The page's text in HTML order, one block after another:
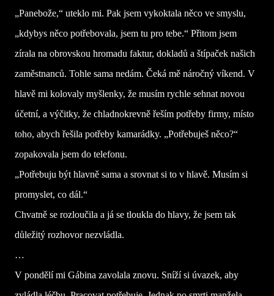
„Panebože,“ uteklo mi. Pak jsem vykoktala něco ve smyslu,
„kdybys něco potřebovala, jsem tu pro tebe.“ Přitom jsem
zírala na obrovskou hromadu faktur, dokladů a štípaček našich
zaměstnanců. Tohle sama nedám. Čeká mě náročný víkend. V
hlavě mi kolovaly myšlenky, že musím rychle sehnat novou
účetní, a výčitky, že chladnokrevně řeším potřeby firmy, místo
toho, abych řešila potřeby kamarádky. „Potřebuješ něco?“
zopakovala jsem do telefonu.
„Potřebuju být hlavně sama a srovnat si to v hlavě. Musím si
promyslet, co dál.“
Chvatně se rozloučila a já se tloukla do hlavy, že jsem tak
důležitý rozhovor nezvládla.
…
V pondělí mi Gábina zavolala znovu. Sníží si úvazek, aby